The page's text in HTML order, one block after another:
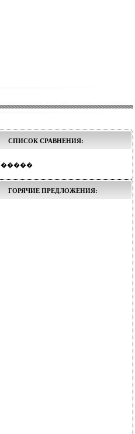
СПИСОК СРАВНЕНИЯ:
�����
ГОРЯЧИЕ ПРЕДЛОЖЕНИЯ: